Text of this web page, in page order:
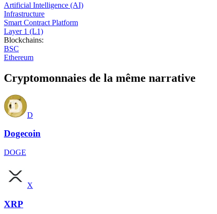
Artificial Intelligence (AI)
Infrastructure
Smart Contract Platform
Layer 1 (L1)
Blockchains:
BSC
Ethereum
Cryptomonnaies de la même narrative
D
Dogecoin
DOGE
X
XRP